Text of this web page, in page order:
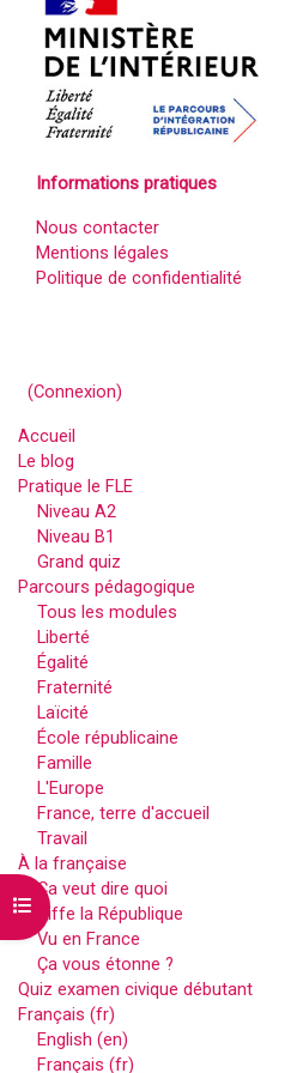
Ouvrir l’index du cours
Informations pratiques
Nous contacter
Mentions légales
Politique de confidentialité
(Connexion)
Accueil
Le blog
Pratique le FLE
Niveau A2
Niveau B1
Grand quiz
Parcours pédagogique
Tous les modules
Liberté
Égalité
Fraternité
Laïcité
École républicaine
Famille
L'Europe
France, terre d'accueil
Travail
À la française
Ça veut dire quoi
Kiffe la République
Vu en France
Ça vous étonne ?
Quiz examen civique débutant
Français ‎(fr)‎
English ‎(en)‎
Français ‎(fr)‎